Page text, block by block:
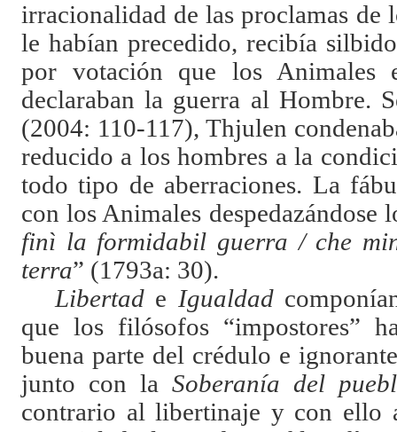
irracionalidad de las proclamas de
le habían precedido, recibía
por votación que los Animales
declaraban la guerra al Hombre.
(2004: 110-117), Thjulen
reducido a los hombres a la
todo tipo de aberraciones. La
con los Animales despedazándose
finì la formidabil guerra / che
terra” (1793a: 30).
Libertad e Igualdad
que los filósofos “impostores”
buena parte del crédulo e
junto con la Soberanía del
contrario al libertinaje y con ello